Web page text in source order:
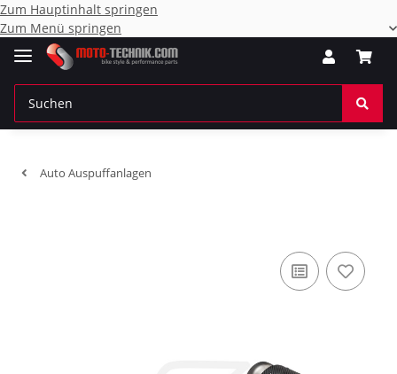
Zum Hauptinhalt springen
Zum Menü springen
Auto Auspuffanlagen